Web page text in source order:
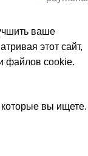
которые вы ищете.
ваше
этот сайт,
файлов cookie.